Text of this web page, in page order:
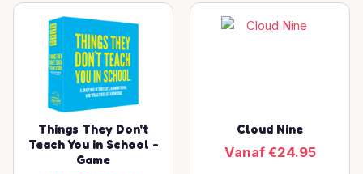
Things They Don't
Teach You in School -
Game
Cloud Nine
Vanaf €24.95